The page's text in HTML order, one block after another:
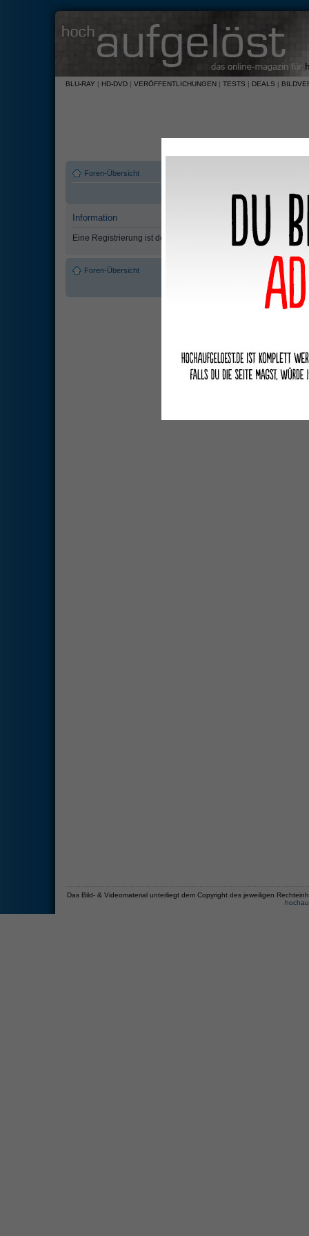
BLU-RAY | HD-DVD | VERÖFFENTLICHUNGEN | TESTS | DEALS |
Foren-Übersicht
Information
Eine Registrierung ist derzeit nicht möglich.
Foren-Übersicht
Alle Cookies des
© 2000, 2002,
Deutsche Übersetzung
Das Bild- & Videomaterial unterliegt dem Copyright des jeweiligen